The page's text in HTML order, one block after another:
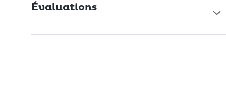
Évaluations